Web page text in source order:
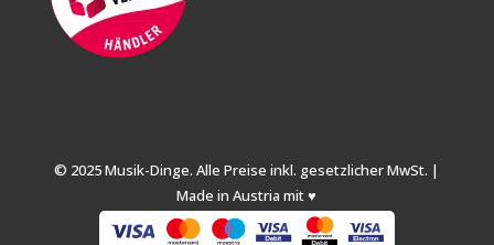
© 2025 Musik-Dinge. Alle Preise inkl. gesetzlicher MwSt. |
Made in Austria mit ♥